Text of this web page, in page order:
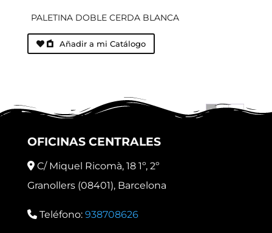
PALETINA DOBLE CERDA BLANCA
Añadir a mi Catálogo
1 →
OFICINAS CENTRALES
C/ Miquel Ricomà, 18 1º, 2º
Granollers (08401), Barcelona
Teléfono: 938708626